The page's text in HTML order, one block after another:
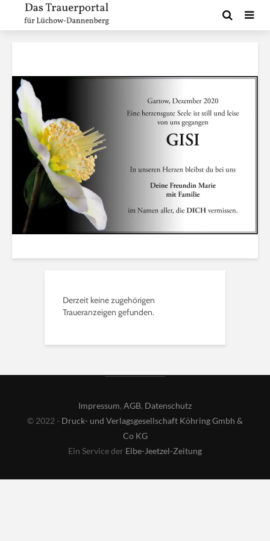
Derzeit keine zugehörigen
Traueranzeigen gefunden.
Impressum, AGB, Datenschutz
© 2022 - Druck- und Verlagsgesellschaft Köhring Gmbh &
Co KG
Ein Service der Elbe-Jeetzel-Zeitung